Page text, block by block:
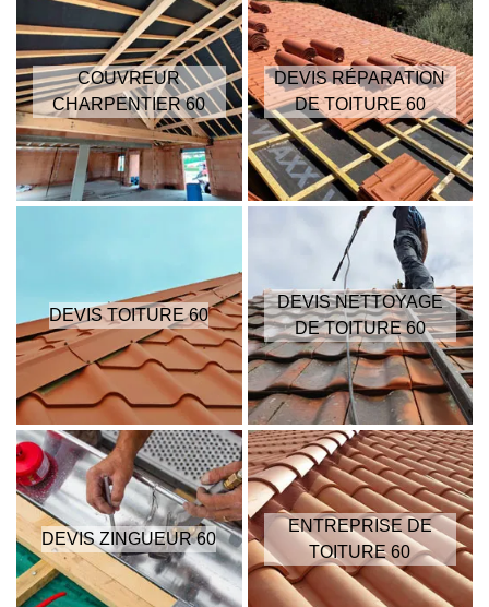
COUVREUR
CHARPENTIER 60
DEVIS RÉPARATION
DE TOITURE 60
DEVIS TOITURE 60
DEVIS NETTOYAGE
DE TOITURE 60
DEVIS ZINGUEUR 60
ENTREPRISE DE
TOITURE 60